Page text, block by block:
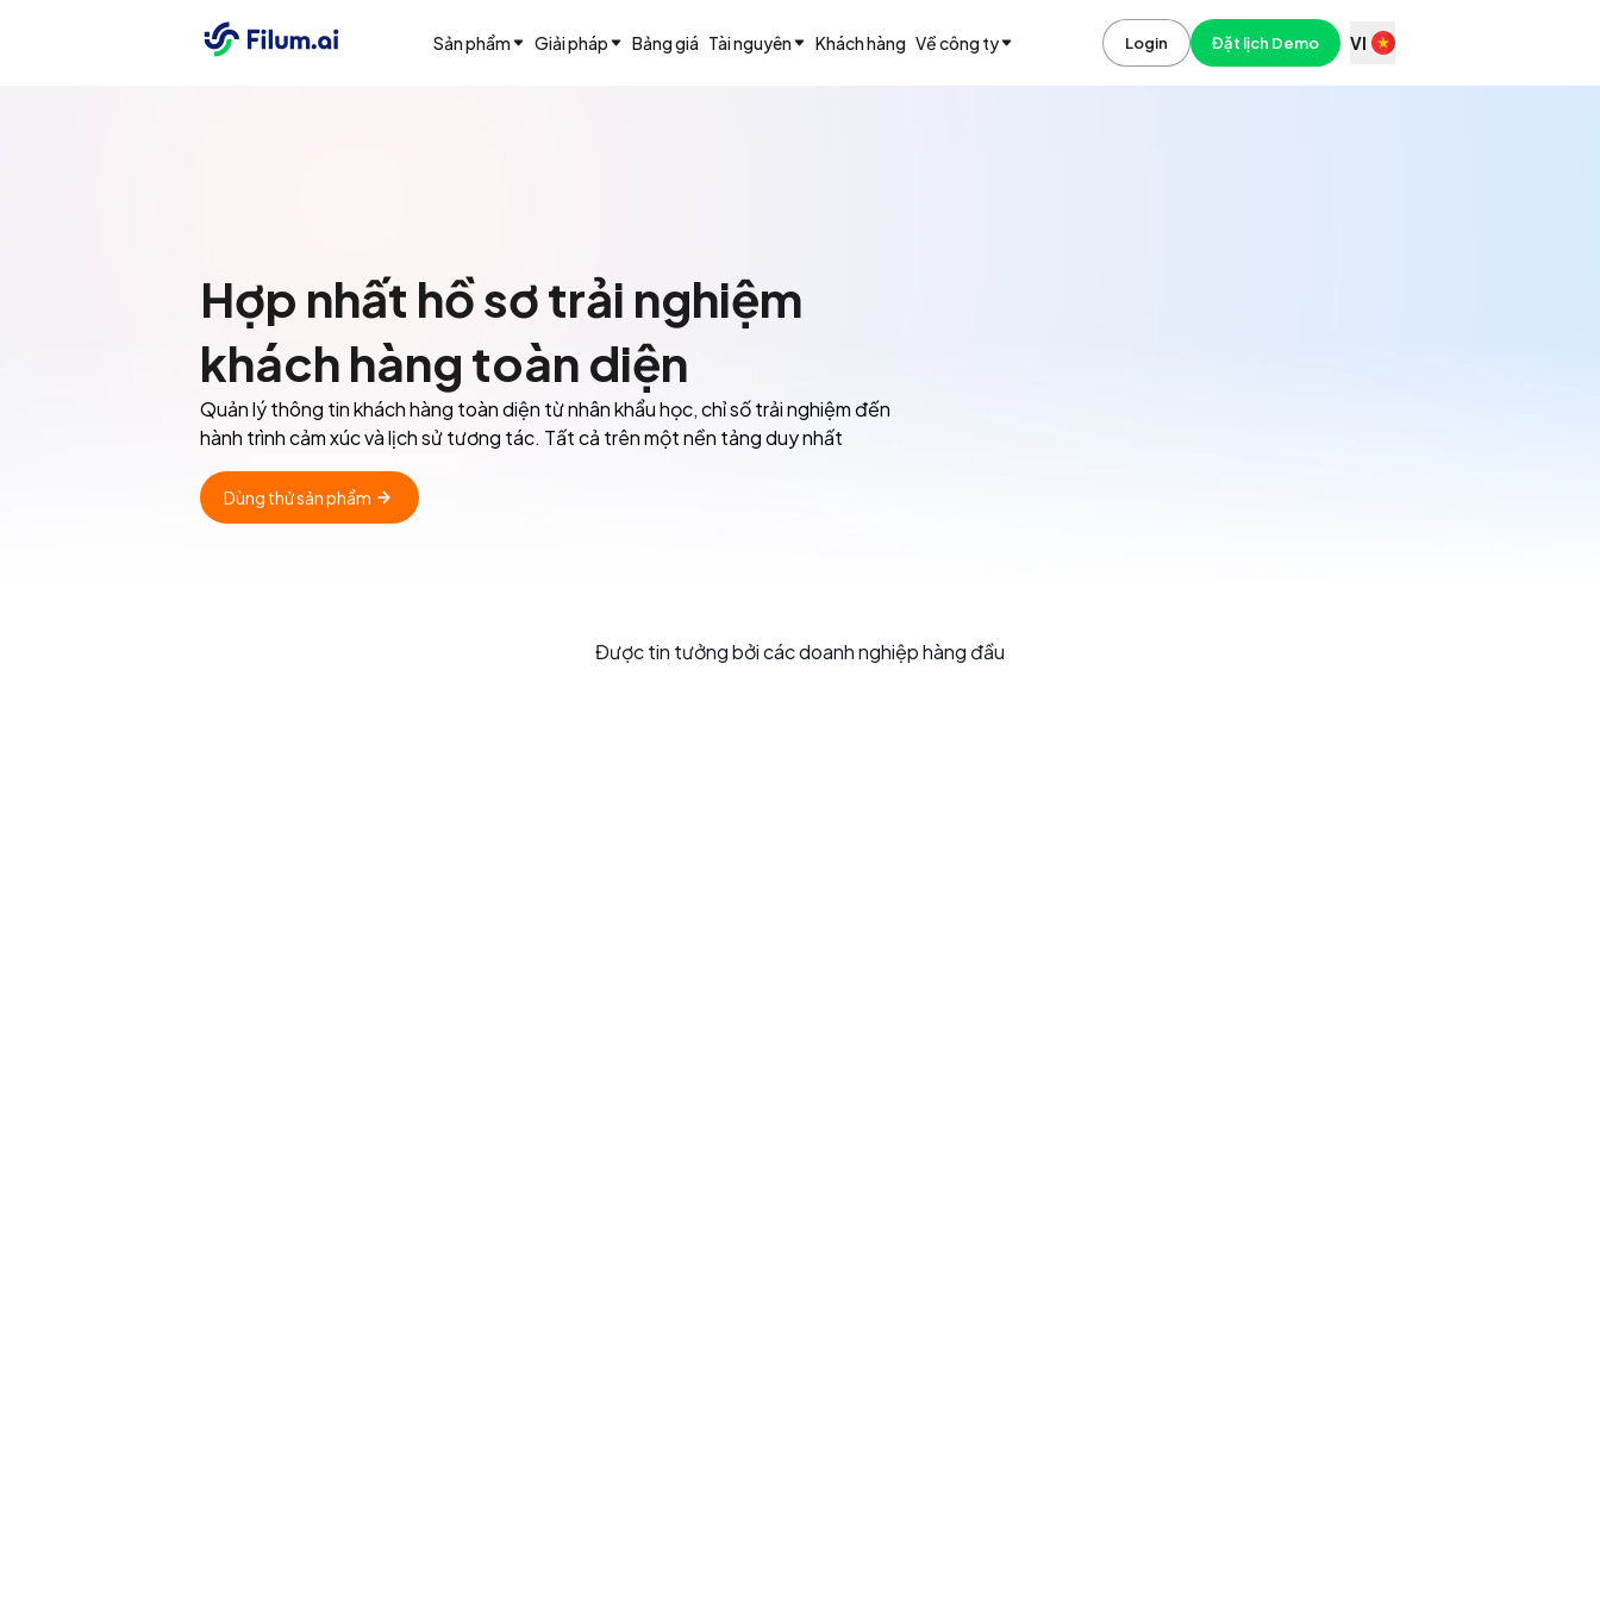
Sản phẩm Giải pháp Bảng giá Tài nguyên Khách hàng Về công ty Login Đặt lịch Demo VI
Hợp nhất hồ sơ trải nghiệm
khách hàng toàn diện
Quản lý thông tin khách hàng toàn diện từ nhân khẩu học, chỉ số trải nghiệm đến
hành trình cảm xúc và lịch sử tương tác. Tất cả trên một nền tảng duy nhất
Dùng thử sản phẩm
Được tin tưởng bởi các doanh nghiệp hàng đầu